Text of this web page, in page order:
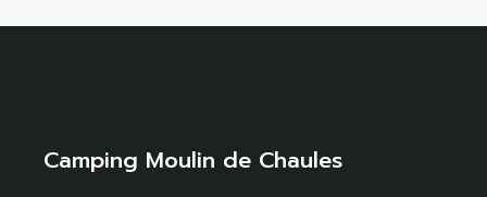
Camping Moulin de Chaules